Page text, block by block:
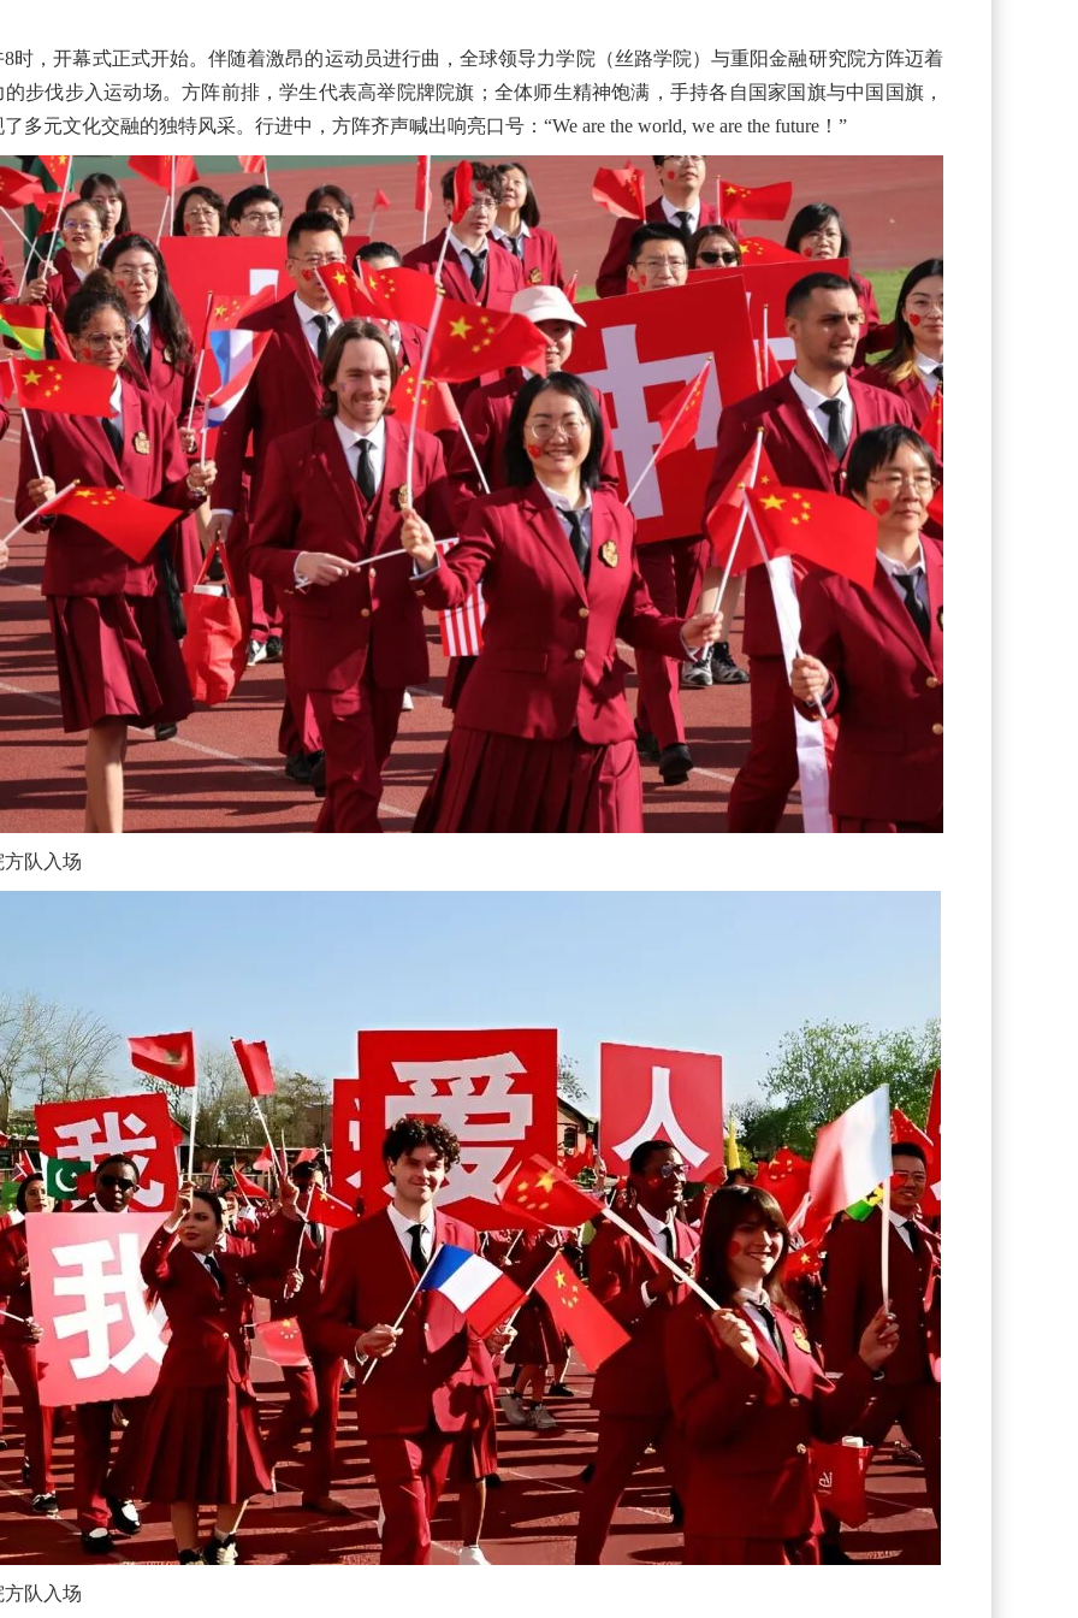
8时，开幕式正式开始。伴随着激昂的运动员进行曲，全球领导力学院（丝路学院）与重阳金融研究院方阵迈着
的步伐步入运动场。方阵前排，学生代表高举院牌院旗；全体师生精神饱满，手持各自国家国旗与中国国旗，
多元文化交融的独特风采。行进中，方阵齐声喊出响亮口号：“We are the world, we are the future！”
方队入场
方队入场